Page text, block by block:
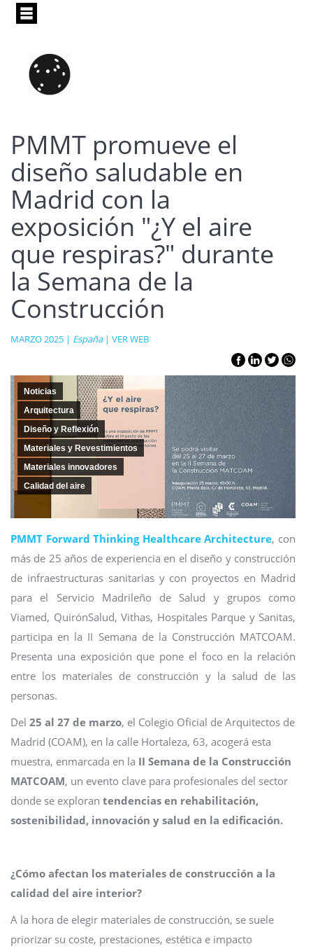
Pasar
principal
PMMT promueve el
diseño saludable en
Madrid con la
exposición "¿Y el aire
que respiras?" durante
la Semana de la
Construcción
MARZO 2025 | España| VER WEB
Noticias
Arquitectura
Diseño y Reflexión
Materiales y Revestimientos
Materiales innovadores
Calidad del aire
PMMT Forward Thinking Healthcare Architecture, con
más de 25 años de experiencia en el diseño y construcción
de infraestructuras sanitarias y con proyectos en Madrid
para el Servicio Madrileño de Salud y grupos como
Viamed, QuirónSalud, Vithas, Hospitales Parque y Sanitas,
participa en la II Semana de la Construcción MATCOAM.
Presenta una exposición que pone el foco en la relación
entre los materiales de construcción y la salud de las
personas.
Del 25 al 27 de marzo, el Colegio Oficial de Arquitectos de
Madrid (COAM), en la calle Hortaleza, 63, acogerá esta
muestra, enmarcada en la II Semana de la Construcción
MATCOAM, un evento clave para profesionales del sector
donde se exploran tendencias en rehabilitación,
sostenibilidad, innovación y salud en la edificación.
¿Cómo afectan los materiales de construcción a la
calidad del aire interior?
A la hora de elegir materiales de construcción, se suele
priorizar su coste, prestaciones, estética e impacto